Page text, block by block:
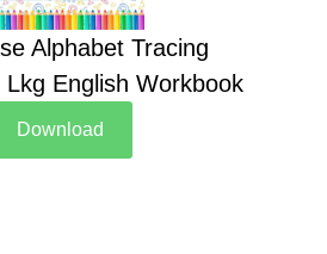
Alphabet Tracing
Lkg English Workbook
Download